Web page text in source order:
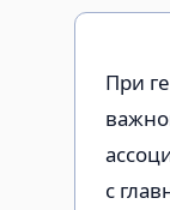
При
с